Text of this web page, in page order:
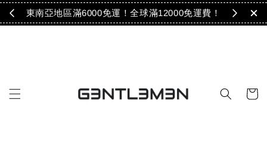
！ 東南亞地區滿6000免運！全球滿12000免運費！